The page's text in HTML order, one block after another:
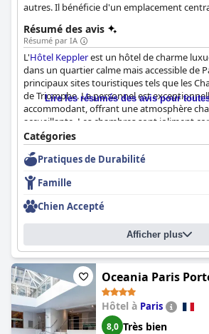
autres. Il bénéficie d'un emplacement
clients de vivre le meilleur de Paris.
Résumé des avis
Résumé par IA
L'Hôtel Kepplerest un hôtel de charme
dans un quartier calme mais accessible de
principaux sites touristiques tels que les
de Triomphe. Le personnel est
accommodant, offrant une atmosphère
accueillante. Les chambres sont joliment
matériaux de haute qualité et des articles
les lits sont d'un confort exceptionnel. Les
pas d'éloges sur le petit déjeuner délicieux
servi dans une belle ambiance de salon, et
spa, comprenant un sauna, un jacuzzi et
distinguent nettement. L'hôtel est bien
qui en fait un hôtel de charme élégant et
l'ensemble, l'Hôtel Kepplerest un choix
qui recherchent un hôtel élégant et propre,
personnel serviable et des équipements
Lire les résumés des avis pour
Catégories
Pratiques de Durabilité
Famille
Chien Accepté
Afficher plus
Oceania Paris
Hôtel à Paris
8,0 Très bien